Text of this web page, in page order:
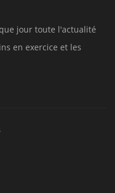
jour toute l'actualité
en exercice et les